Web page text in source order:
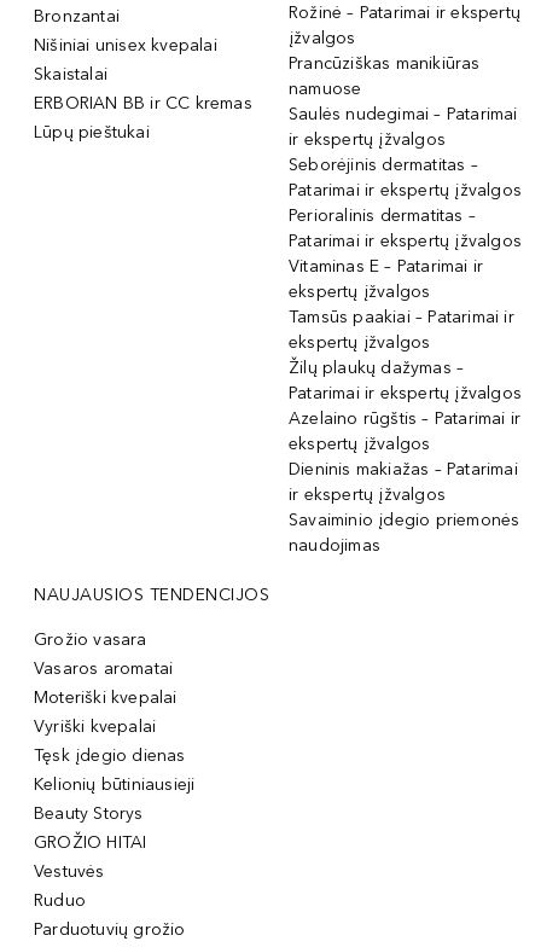
Bronzantai
Nišiniai unisex kvepalai
Skaistalai
ERBORIAN BB ir CC kremas
Lūpų pieštukai
Rožinė – Patarimai ir ekspertų
įžvalgos
Prancūziškas manikiūras
namuose
Saulės nudegimai – Patarimai
ir ekspertų įžvalgos
Seborėjinis dermatitas –
Patarimai ir ekspertų įžvalgos
Perioralinis dermatitas –
Patarimai ir ekspertų įžvalgos
Vitaminas E – Patarimai ir
ekspertų įžvalgos
Tamsūs paakiai – Patarimai ir
ekspertų įžvalgos
Žilų plaukų dažymas –
Patarimai ir ekspertų įžvalgos
Azelaino rūgštis – Patarimai ir
ekspertų įžvalgos
Dieninis makiažas – Patarimai
ir ekspertų įžvalgos
Savaiminio įdegio priemonės
naudojimas
NAUJAUSIOS TENDENCIJOS
Grožio vasara
Vasaros aromatai
Moteriški kvepalai
Vyriški kvepalai
Tęsk įdegio dienas
Kelionių būtiniausieji
Beauty Storys
GROŽIO HITAI
Vestuvės
Ruduo
Parduotuvių grožio